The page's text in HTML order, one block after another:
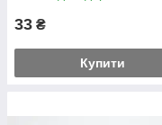
33 ₴
Купити